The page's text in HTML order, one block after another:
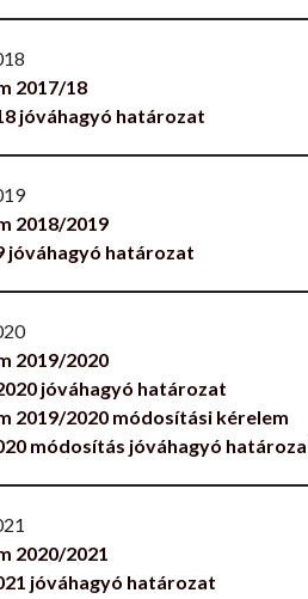
2017/18
jóváhagyó határozat
2018/2019
jóváhagyó határozat
2019/2020
jóváhagyó határozat
2019/2020 módosítási kérelem
módosítás jóváhagyó
2020/2021
jóváhagyó határozat